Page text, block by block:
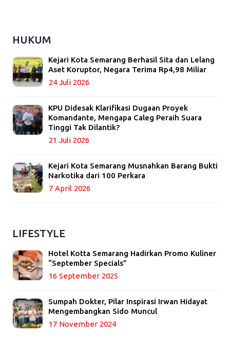
HUKUM
Kejari Kota Semarang Berhasil Sita dan Lelang
Aset Koruptor, Negara Terima Rp4,98 Miliar
24 Juli 2026
KPU Didesak Klarifikasi Dugaan Proyek
Komandante, Mengapa Caleg Peraih Suara
Tinggi Tak Dilantik?
21 Juli 2026
Kejari Kota Semarang Musnahkan Barang Bukti
Narkotika dari 100 Perkara
7 April 2026
LIFESTYLE
Hotel Kotta Semarang Hadirkan Promo Kuliner
“September Specials”
16 September 2025
Sumpah Dokter, Pilar Inspirasi Irwan Hidayat
Mengembangkan Sido Muncul
17 November 2024